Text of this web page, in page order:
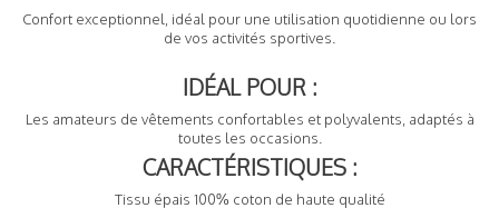
Confort exceptionnel, idéal pour une utilisation quotidienne ou lors
de vos activités sportives.
IDÉAL POUR :
Les amateurs de vêtements confortables et polyvalents, adaptés à
toutes les occasions.
CARACTÉRISTIQUES :
Tissu épais 100% coton de haute qualité